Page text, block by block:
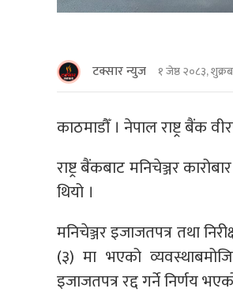
टक्सार न्युज १ जेष्ठ २०८३,
काठमाडौँ । नेपाल राष्ट्र बैंक
राष्ट्र बैंकबाट मनिचेञ्जर
थियो ।
मनिचेञ्जर इजाजतपत्र तथा
(३) मा भएको
इजाजतपत्र रद्द गर्ने निर्णय